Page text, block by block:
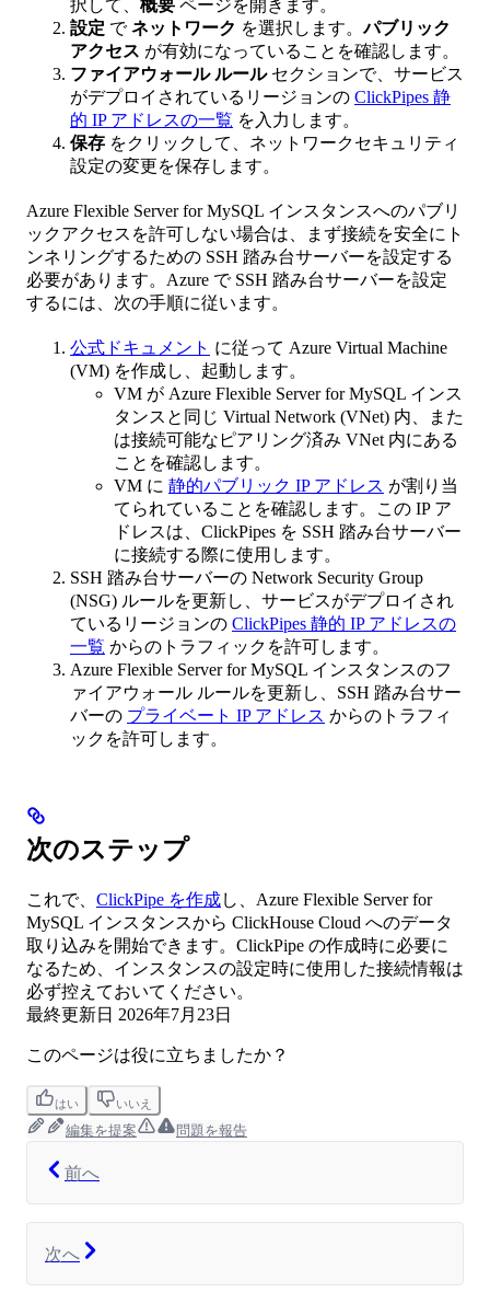
択して、 概要 ページを開きます。
設定 でネットワーク を選択します。パブリック
アクセス が有効になっていることを確認します。
ファイアウォール ルールセクションで、サービス
がデプロイされているリージョンの ClickPipes 静
的 IP アドレスの一覧 を入力します。
保存 をクリックして、ネットワークセキュリティ
設定の変更を保存します。
Azure Flexible Server for MySQL インスタンスへのパブリ
ックアクセスを許可しない場合は、まず接続を安全にト
ンネリングするための SSH 踏み台サーバーを設定する
必要があります。Azure で SSH 踏み台サーバーを設定
するには、次の手順に従います。
公式ドキュメント に従って Azure Virtual Machine
(VM) を作成し、起動します。
VM が Azure Flexible Server for MySQL インス
タンスと同じ Virtual Network (VNet) 内、また
は接続可能なピアリング済み VNet 内にある
ことを確認します。
VM に 静的パブリック IP アドレス が割り当
てられていることを確認します。この IP ア
ドレスは、ClickPipes を SSH 踏み台サーバー
に接続する際に使用します。
SSH 踏み台サーバーの Network Security Group
(NSG) ルールを更新し、サービスがデプロイされ
ているリージョンの ClickPipes 静的 IP アドレスの
一覧 からのトラフィックを許可します。
Azure Flexible Server for MySQL インスタンスのフ
ァイアウォール ルールを更新し、SSH 踏み台サー
バーの プライベート IP アドレス からのトラフィ
ックを許可します。
次のステップ
これで、 ClickPipe を作成し、Azure Flexible Server for
MySQL インスタンスから ClickHouse Cloud へのデータ
取り込みを開始できます。ClickPipe の作成時に必要に
なるため、インスタンスの設定時に使用した接続情報は
必ず控えておいてください。
最終更新日 2026年7月23日
このページは役に立ちましたか？
はい いいえ
編集を提案 問題を報告
前へ
次へ